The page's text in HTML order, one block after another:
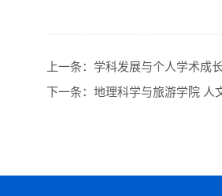
上一条： 学科发展与个人学术成
下一条： 地理科学与旅游学院 人